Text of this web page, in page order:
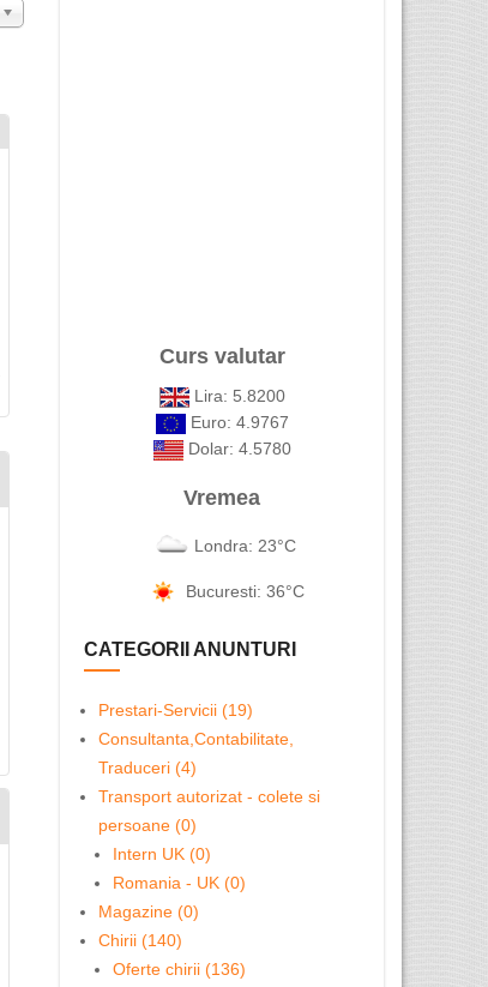
Curs valutar
Lira: 5.8200
Euro: 4.9767
Dolar: 4.5780
Vremea
Londra: 23°C
Bucuresti: 36°C
CATEGORII ANUNTURI
Prestari-Servicii (19)
Consultanta,Contabilitate,
Traduceri (4)
Transport autorizat - colete si
persoane (0)
Intern UK (0)
Romania - UK (0)
Magazine (0)
Chirii (140)
Oferte chirii (136)